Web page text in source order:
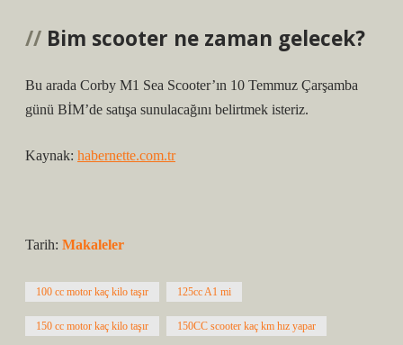
Bim scooter ne zaman gelecek?
Bu arada Corby M1 Sea Scooter’ın 10 Temmuz Çarşamba
günü BİM’de satışa sunulacağını belirtmek isteriz.
Kaynak: habernette.com.tr
Tarih: Makaleler
100 cc motor kaç kilo taşır 125cc A1 mi
150 cc motor kaç kilo taşır 150CC scooter kaç km hız yapar